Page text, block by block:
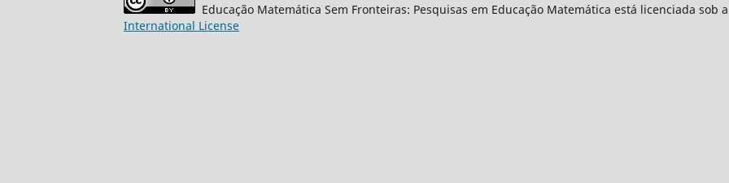
Educação Matemática Sem Fronteiras: Pesquisas em Educação Matemática está licenciada sob
International License